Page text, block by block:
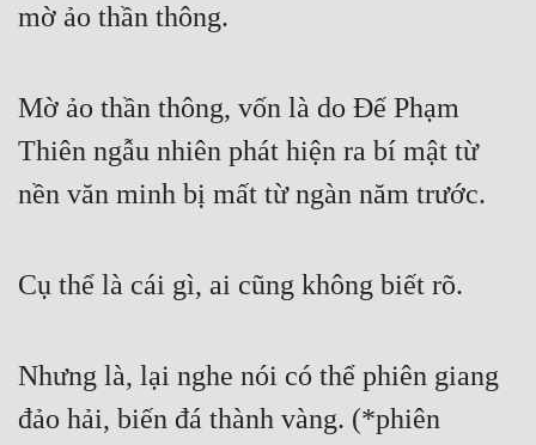
mờ ảo thần thông.
Mờ ảo thần thông, vốn là do Đế Phạm
Thiên ngẫu nhiên phát hiện ra bí mật từ
nền văn minh bị mất từ ngàn năm trước.
Cụ thể là cái gì, ai cũng không biết rõ.
Nhưng là, lại nghe nói có thể phiên giang
đảo hải, biến đá thành vàng. (*phiên